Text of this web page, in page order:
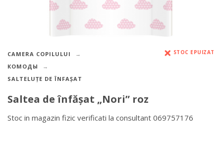
CAMERA COPILULUI
КОМОДЫ
SALTELUȚE DE ÎNFAȘAT
STOC EPUIZAT
Saltea de înfăşat „Nori” roz
Stoc in magazin fizic verificati la consultant 069757176